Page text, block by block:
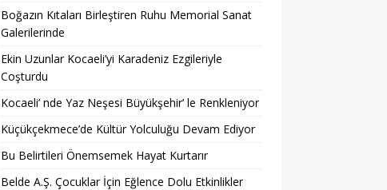
Boğazın Kıtaları Birleştiren Ruhu Memorial Sanat
Galerilerinde
Ekin Uzunlar Kocaeli’yi Karadeniz Ezgileriyle
Coşturdu
Kocaeli’ nde Yaz Neşesi Büyükşehir’ le Renkleniyor
Küçükçekmece’de Kültür Yolculuğu Devam Ediyor
Bu Belirtileri Önemsemek Hayat Kurtarır
Belde A.Ş. Çocuklar İçin Eğlence Dolu Etkinlikler